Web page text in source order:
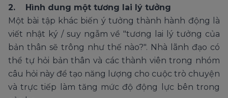
2. Hình dung một tương lai lý tưởng
Một bài tập khác biến ý tưởng thành hành động là
viết nhật ký / suy ngẫm về "tương lai lý tưởng của
bản thân sẽ trông như thế nào?". Nhà lãnh đạo có
thể tự hỏi bản thân và các thành viên trong nhóm
câu hỏi này để tạo năng lượng cho cuộc trò chuyện
và trực tiếp làm tăng mức độ động lực bên trong